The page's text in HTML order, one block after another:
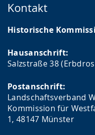
Kontakt
Historische
Hausanschrift:
Salzstraße 38
Postanschrift:
Landschaftsverband
Kommission für
1, 48147 Münster